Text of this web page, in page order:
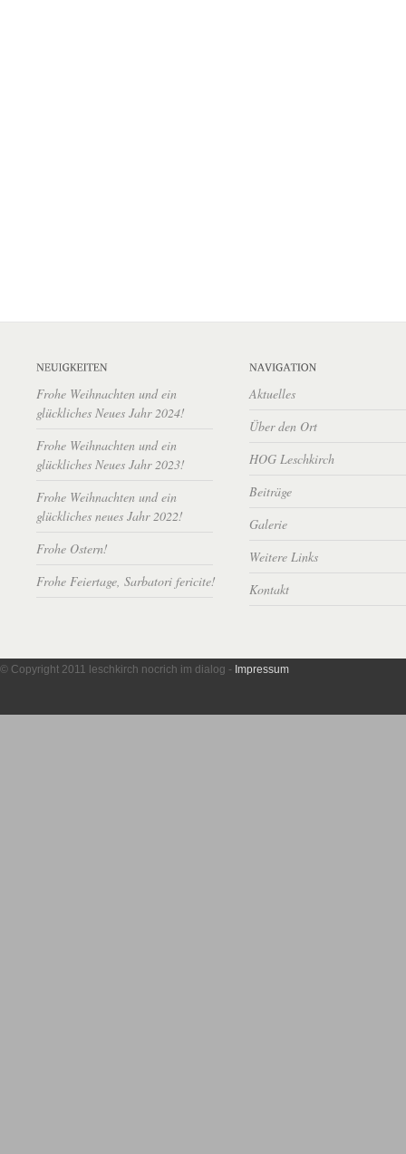
Frohe Weihnachten und ein
glückliches Neues Jahr 2024!
Frohe Weihnachten und ein
glückliches Neues Jahr 2023!
Frohe Weihnachten und ein
glückliches neues Jahr 2022!
Frohe Ostern!
Frohe Feiertage, Sarbatori fericite!
Aktuelles
Über den Ort
HOG Leschkirch
Beiträge
Galerie
Weitere Links
Kontakt
© Copyright 2011 leschkirch nocrich im dialog - Impressum